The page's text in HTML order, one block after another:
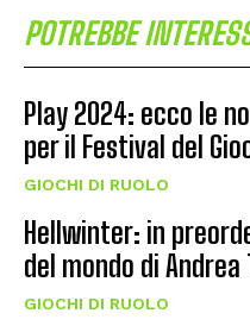
POTREBBE
Play 2024: ecco le
per il Festival del
GIOCHI DI RUOLO
Hellwinter: in
del mondo di
GIOCHI DI RUOLO